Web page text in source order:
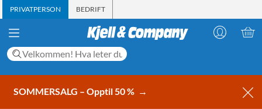
PRIVATPERSON BEDRIFT
SOMMERSALG – Opptil 50 % →